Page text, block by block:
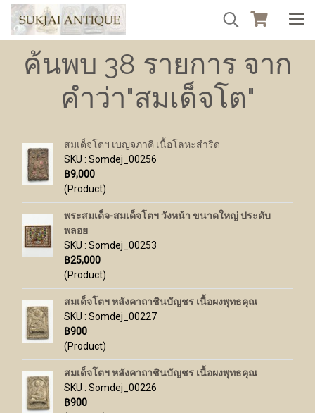
ค้นพบ 38 รายการ จาก
คำว่า"สมเด็จโต"
สมเด็จโตฯ เบญจภาคี เนื้อโลหะสำริด
SKU : Somdej_00256
฿9,000
(Product)
พระสมเด็จ-สมเด็จโตฯ วังหน้า ขนาดใหญ่ ประดับ
พลอย
SKU : Somdej_00253
฿25,000
(Product)
สมเด็จโตฯ หลังคาถาชินบัญชร เนื้อผงพุทธคุณ
SKU : Somdej_00227
฿900
(Product)
สมเด็จโตฯ หลังคาถาชินบัญชร เนื้อผงพุทธคุณ
SKU : Somdej_00226
฿900